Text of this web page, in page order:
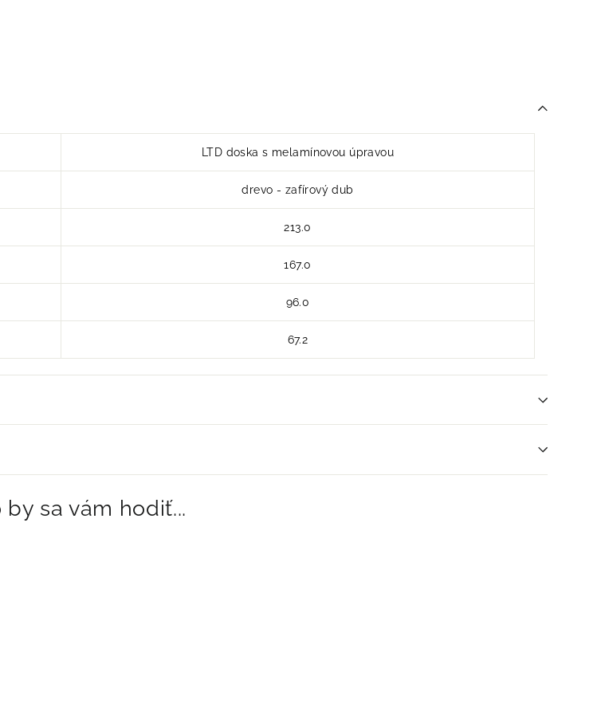
LTD doska s melamínovou úpravou
drevo - zafírový dub
213.0
167.0
96.0
67.2
by sa vám hodiť...